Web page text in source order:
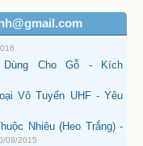
Cho Gỗ - Kích
Vô Tuyến UHF - Yêu
Nhiêu (Heo Trắng) -
09/2015